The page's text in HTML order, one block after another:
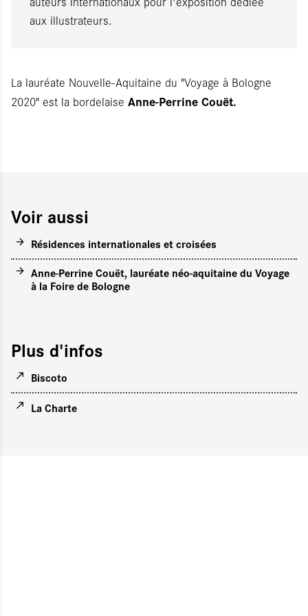
aux illustrateurs.
La lauréate Nouvelle-Aquitaine du "Voyage à Bologne
2020" est la bordelaise Anne-Perrine Couët.
Voir aussi
Résidences internationales et croisées
Anne-Perrine Couët, lauréate néo-aquitaine du Voyage
à la Foire de Bologne
Plus d'infos
Biscoto
La Charte